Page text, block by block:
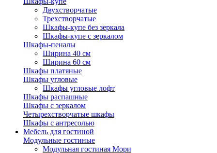
Двухстворчатые
Трехстворчатые
Шкафы-купе без зеркала
Шкафы-купе с зеркалом
Шкафы-пеналы
Ширина 40 см
Ширина 60 см
Шкафы платяные
Шкафы угловые
Шкафы угловые лофт
Шкафы распашные
Шкафы с зеркалом
Четырехстворчатые шкафы
Шкафы с антресолью
Мебель для гостиной
Модульные гостиные
Модульная гостиная Мори